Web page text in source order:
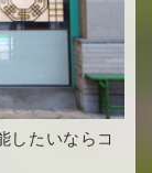
したいならコ